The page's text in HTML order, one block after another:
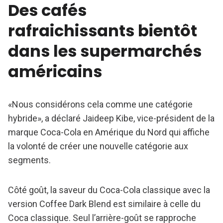
Des cafés
rafraichissants bientôt
dans les supermarchés
américains
«Nous considérons cela comme une catégorie
hybride», a déclaré Jaideep Kibe, vice-président de la
marque Coca-Cola en Amérique du Nord qui affiche
la volonté de créer une nouvelle catégorie aux
segments.
Côté goût, la saveur du Coca-Cola classique avec la
version Coffee Dark Blend est similaire à celle du
Coca classique. Seul l’arrière-goût se rapproche